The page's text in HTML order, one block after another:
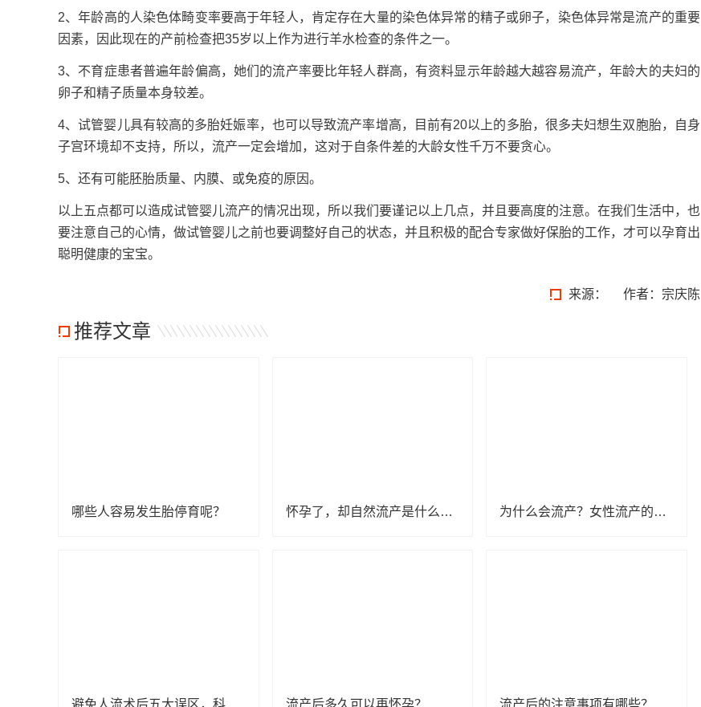
2、年龄高的人染色体畸变率要高于年轻人，肯定存在大量的染色体异常的精子或卵子，染色体异常是流产的重要
因素，因此现在的产前检查把35岁以上作为进行羊水检查的条件之一。
3、不育症患者普遍年龄偏高，她们的流产率要比年轻人群高，有资料显示年龄越大越容易流产，年龄大的夫妇的
卵子和精子质量本身较差。
4、试管婴儿具有较高的多胎妊娠率，也可以导致流产率增高，目前有20以上的多胎，很多夫妇想生双胞胎，自身
子宫环境却不支持，所以，流产一定会增加，这对于自条件差的大龄女性千万不要贪心。
5、还有可能胚胎质量、内膜、或免疫的原因。
以上五点都可以造成试管婴儿流产的情况出现，所以我们要谨记以上几点，并且要高度的注意。在我们生活中，也
要注意自己的心情，做试管婴儿之前也要调整好自己的状态，并且积极的配合专家做好保胎的工作，才可以孕育出
聪明健康的宝宝。
来源： 作者：宗庆陈
推荐文章
哪些人容易发生胎停育呢？ 怀孕了，却自然流产是什么原因？ 为什么会流产？女性流产的原因你都了解吗？
流产后多久可以再怀孕？ 流产后的注意事项有哪些？